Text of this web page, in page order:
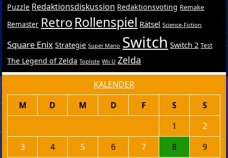
Puzzle Redaktionsdiskussion Redaktionsvoting Remake
Remaster RetroRollenspiel Rätsel Science-Fiction
Square Enix Strategie Super Mario Switch Switch 2 Test
The Legend of Zelda Topliste Wii U Zelda
KALENDER
M D M D F S
S
1
2
3
4 5 6 7 8
9